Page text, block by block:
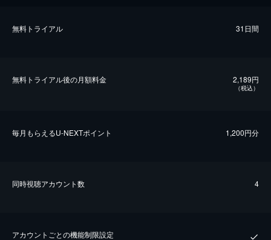
無料トライアル 31日間
無料トライアル後の⽉額料金 2,189円
（税込）
毎⽉もらえるU-NEXTポイント 1,200円分
同時視聴アカウント数 4
アカウントごとの機能制限設定